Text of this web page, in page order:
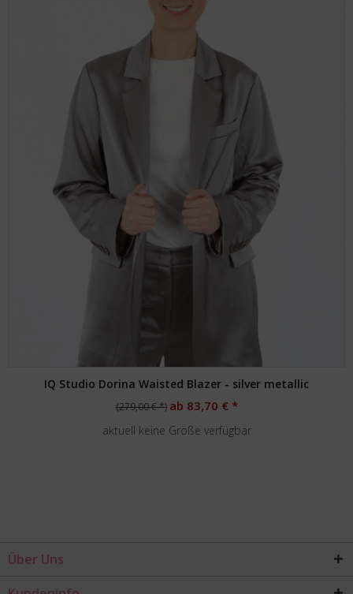
IQ Studio Dorina Waisted Blazer - silver metallic
(279,00 € *) ab 83,70 € *
aktuell keine Größe verfügbar
Über Uns